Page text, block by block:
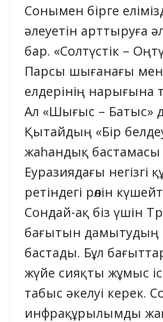
Сонымен бірге
әлеуетін арттыруға
бар. «Солтүстік –
Парсы шығанағы мен
елдерінің нарығына
Ал «Шығыс – Батыс»
Қытайдың «Бір
жаһандық
Еуразиядағы негізгі
ретіндегі рөлін
Сондай-ақ біз үшін
бағытын дамытудың
бастады. Бұл
жүйе сияқты жұмыс
табыс әкелуі керек.
инфрақұрылымды